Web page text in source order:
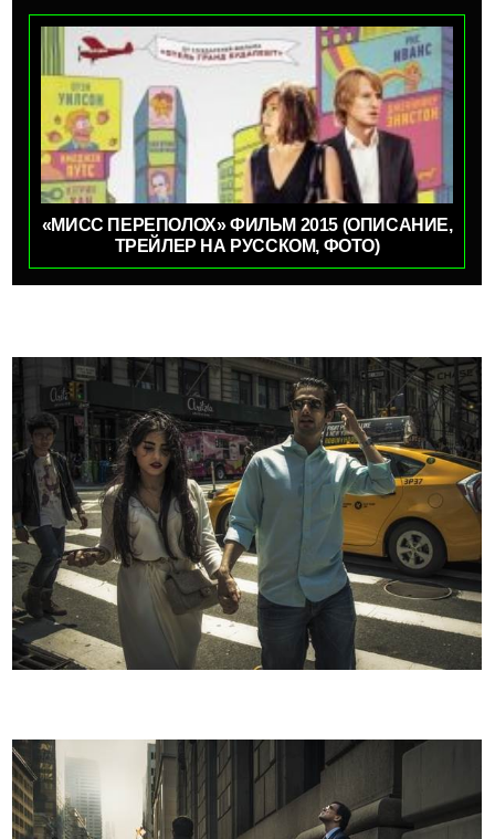
«МИСС ПЕРЕПОЛОХ» ФИЛЬМ 2015 (ОПИСАНИЕ,
ТРЕЙЛЕР НА РУССКОМ, ФОТО)